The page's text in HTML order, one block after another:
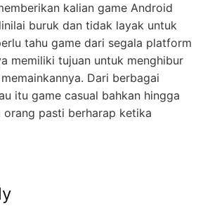
kalian game Android
buruk dan tidak layak untuk
tahu game dari segala platform
memiliki tujuan untuk menghibur
Dari berbagai
itu game casual bahkan hingga
orang pasti berharap ketika